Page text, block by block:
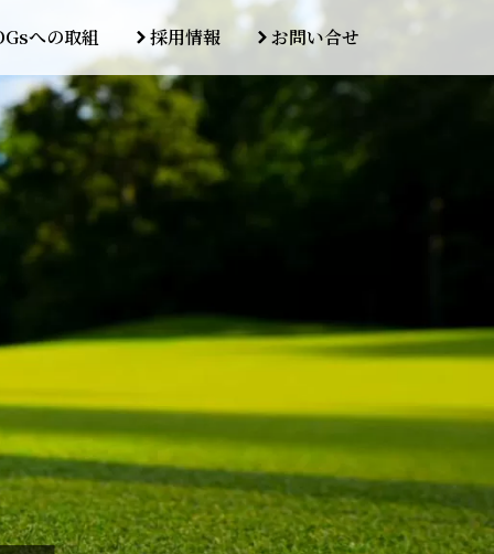
への取組 採用情報 お問い合せ